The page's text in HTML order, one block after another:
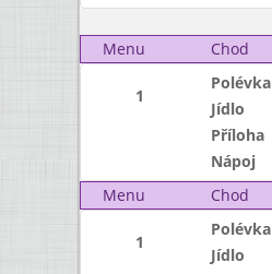
Menu
Chod
1
Polévka
Jídlo
Příloha
Nápoj
Menu
Chod
1
Polévka
Jídlo